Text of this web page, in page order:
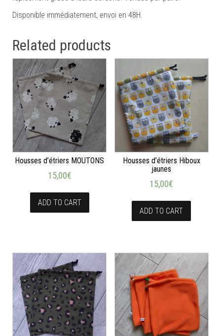
Disponible immédiatement, envoi en 48H.
Related products
Housses d’étriers MOUTONS
15,00€
ADD TO CART
Housses d’étriers Hiboux
jaunes
15,00€
ADD TO CART